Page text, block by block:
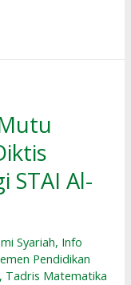
STAI Al-
Syariah, Info
Pendidikan
, Tadris Matematika